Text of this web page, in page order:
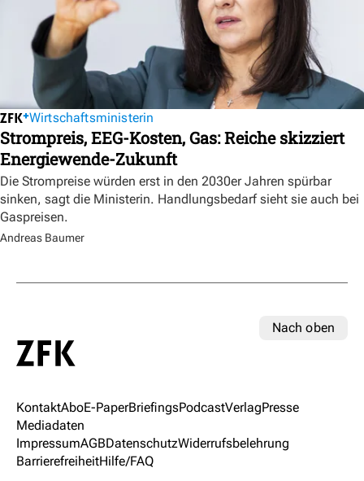
Wirtschaftsministerin
Strompreis, EEG-Kosten, Gas: Reiche skizziert
Energiewende-Zukunft
Die Strompreise würden erst in den 2030er Jahren spürbar
sinken, sagt die Ministerin. Handlungsbedarf sieht sie auch bei
Gaspreisen.
Andreas Baumer
Nach oben
KontaktAboE-PaperBriefingsPodcastVerlagPresse
Mediadaten
ImpressumAGBDatenschutzWiderrufsbelehrung
BarrierefreiheitHilfe/FAQ